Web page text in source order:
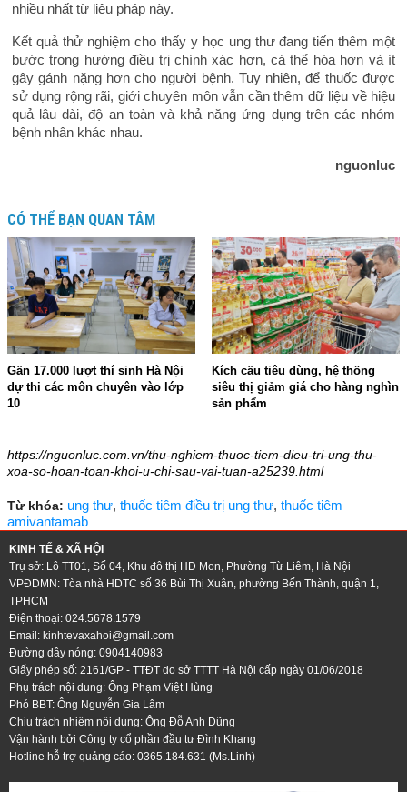
nhiều nhất từ liệu pháp này.
Kết quả thử nghiệm cho thấy y học ung thư đang tiến thêm một
bước trong hướng điều trị chính xác hơn, cá thể hóa hơn và ít
gây gánh nặng hơn cho người bệnh. Tuy nhiên, để thuốc được
sử dụng rộng rãi, giới chuyên môn vẫn cần thêm dữ liệu về hiệu
quả lâu dài, độ an toàn và khả năng ứng dụng trên các nhóm
bệnh nhân khác nhau.
nguonluc
CÓ THỂ BẠN QUAN TÂM
Gần 17.000 lượt thí sinh Hà Nội
dự thi các môn chuyên vào lớp
10
Kích cầu tiêu dùng, hệ thống
siêu thị giảm giá cho hàng nghìn
sản phẩm
https://nguonluc.com.vn/thu-nghiem-thuoc-tiem-dieu-tri-ung-thu-
xoa-so-hoan-toan-khoi-u-chi-sau-vai-tuan-a25239.html
Từ khóa: ung thư, thuốc tiêm điều trị ung thư, thuốc tiêm
amivantamab
KINH TẾ & XÃ HỘI
Trụ sở: Lô TT01, Số 04, Khu đô thị HD Mon, Phường Từ Liêm, Hà Nội
VPĐDMN: Tòa nhà HDTC số 36 Bùi Thị Xuân, phường Bến Thành, quận 1,
TPHCM
Điện thoại: 024.5678.1579
Email: kinhtevaxahoi@gmail.com
Đường dây nóng: 0904140983
Giấy phép số: 2161/GP - TTĐT do sở TTTT Hà Nội cấp ngày 01/06/2018
Phụ trách nội dung: Ông Phạm Việt Hùng
Phó BBT: Ông Nguyễn Gia Lâm
Chịu trách nhiệm nội dung: Ông Đỗ Anh Dũng
Vận hành bởi Công ty cổ phần đầu tư Đình Khang
Hotline hỗ trợ quảng cáo: 0365.184.631 (Ms.Linh)